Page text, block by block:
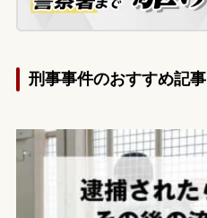
刑事事件のおすすめ記事